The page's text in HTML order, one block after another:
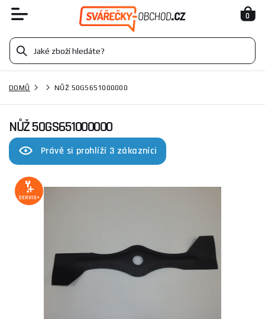
0
DOMŮ NŮŽ 50GS651000000
NŮŽ 50GS651000000
Právě si prohlíží 3 zákazníci
SERVIS+